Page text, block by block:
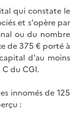
qui constate le
et s'opère par
ou du nombre
de 375 € porté à
d'au moins
du CGI.
innomés de 125
: